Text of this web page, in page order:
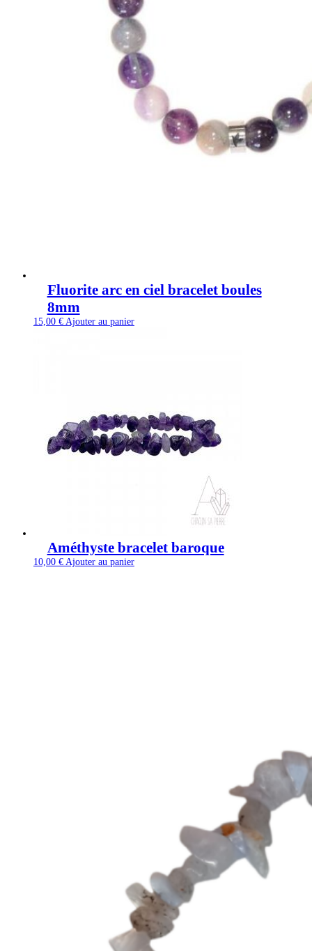
Fluorite arc en ciel bracelet boules
8mm
15,00 € Ajouter au panier
Améthyste bracelet baroque
10,00 € Ajouter au panier